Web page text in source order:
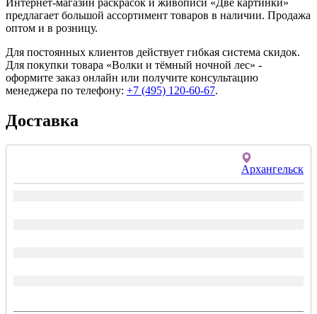
Интернет-магазин раскрасок и живописи «Две картинки»
предлагает большой ассортимент товаров в наличии. Продажа
оптом и в розницу.
Для постоянных клиентов действует гибкая система скидок.
Для покупки товара «Волки и тёмный ночной лес» -
оформите заказ онлайн или получите консультацию
менеджера по телефону: +7 (495) 120-60-67.
Доставка
Архангельск